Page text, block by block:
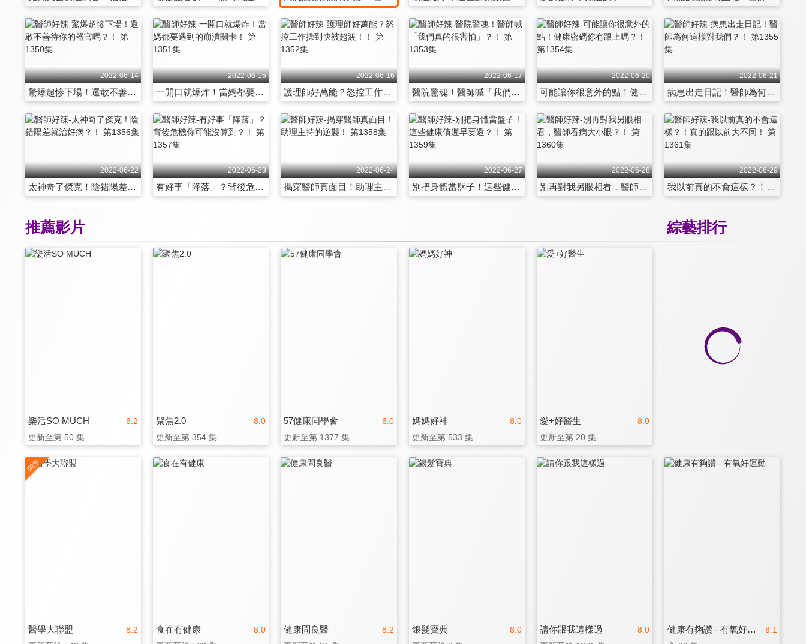
2022-06-14
驚爆超慘下場！還敢不善待你的器官嗎？！ 第1350集
2022-06-15
一開口就爆炸！當媽都要遇到的崩潰關卡！ 第1351集
2022-06-16
護理師好萬能？怒控工作操到快被超渡！！ 第1352集
2022-06-17
醫院驚魂！醫師喊「我們真的很害怕」？！ 第1353集
2022-06-20
可能讓你很意外的點！健康密碼你有跟上嗎？！ 第1354集
2022-06-21
病患出走日記！醫師為何這樣對我們？！ 第1355集
2022-06-22
太神奇了傑克！陰錯陽差就治好病？！ 第1356集
2022-06-23
有好事「降落」？背後危機你可能沒算到？！ 第1357集
2022-06-24
揭穿醫師真面目！助理主持的逆襲！ 第1358集
2022-06-27
別把身體當盤子！這些健康債遲早要還？！ 第1359集
2022-06-28
別再對我另眼相看，醫師看病大小眼？！ 第1360集
2022-06-29
我以前真的不會這樣？！真的跟以前大不同！ 第1361集
綜藝排行
推薦影片
8.2
樂活SO MUCH
更新至第 50 集
8.0
聚焦2.0
更新至第 354 集
8.0
57健康同學會
更新至第 1377 集
8.0
媽媽好神
更新至第 533 集
8.0
愛+好醫生
更新至第 20 集
8.2
醫學大聯盟 8.0
食在有健康 8.2
健康問良醫 8.0
銀髮寶典 8.0
請你跟我這樣過 8.1
健康有夠讚 - 有氧好運動